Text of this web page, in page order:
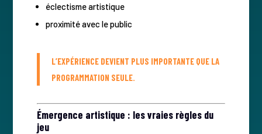
éclectisme artistique
proximité avec le public
L’EXPÉRIENCE DEVIENT PLUS IMPORTANTE QUE LA
PROGRAMMATION SEULE.
Émergence artistique : les vraies règles du
jeu